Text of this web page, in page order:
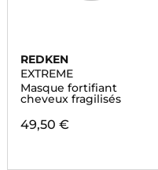
REDKEN
EXTREME
Masque fortifiant
cheveux fragilisés
49,50 €